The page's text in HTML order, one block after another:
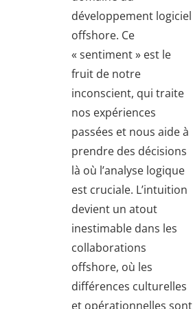
développement logiciel
offshore. Ce
« sentiment » est le
fruit de notre
inconscient, qui traite
nos expériences
passées et nous aide à
prendre des décisions
là où l’analyse logique
est cruciale. L’intuition
devient un atout
inestimable dans les
collaborations
offshore, où les
différences culturelles
et opérationnelles sont